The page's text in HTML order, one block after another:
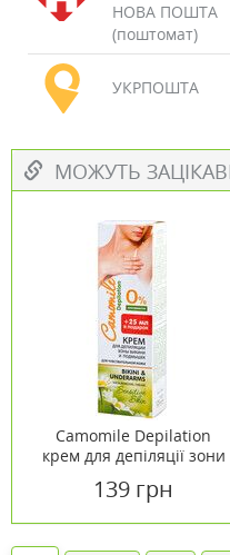
НОВА ПОШТА
(поштомат)
УКРПОШТА
МОЖУТЬ
Camomile Depilation
крем для депіляції зони
139 грн